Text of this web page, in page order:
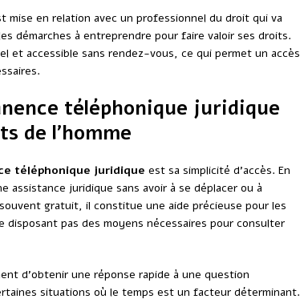
mise en relation avec un professionnel du droit qui va
démarches à entreprendre pour faire valoir ses droits.
et accessible sans rendez-vous, ce qui permet un accès
téléphonique juridique
de l’homme
téléphonique juridique est sa simplicité d’accès. En
juridique sans avoir à se déplacer ou à
gratuit, il constitue une aide précieuse pour les
pas des moyens nécessaires pour consulter
d’obtenir une réponse rapide à une question
situations où le temps est un facteur déterminant.